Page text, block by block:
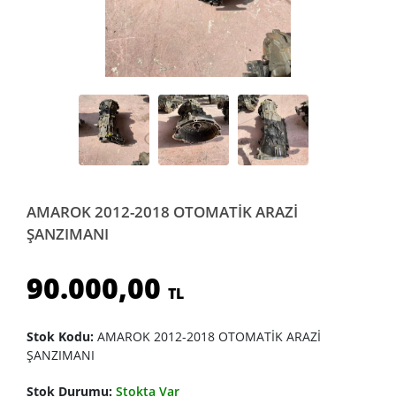
AMAROK 2012-2018 OTOMATİK ARAZİ
ŞANZIMANI
90.000,00 TL
Stok Kodu: AMAROK 2012-2018 OTOMATİK ARAZİ
ŞANZIMANI
Stok Durumu: Stokta Var